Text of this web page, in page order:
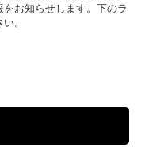
お知らせします。下のラ
。